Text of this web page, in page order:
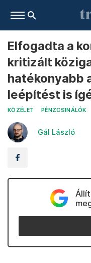
Elfogadta a
kritizált
hatékonyabb
leépítést is
KÖZÉLET PÉNZCSINÁLÓK
Gál László